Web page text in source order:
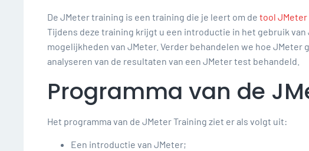
De JMeter training is een training die je leert om de tool JMeter
Tijdens deze training krijgt u een introductie in het gebruik
mogelijkheden van JMeter. Verder behandelen we hoe
analyseren van de resultaten van een JMeter test behandeld.
Programma van de
Het programma van de JMeter Training ziet er als volgt uit:
Een introductie van JMeter;